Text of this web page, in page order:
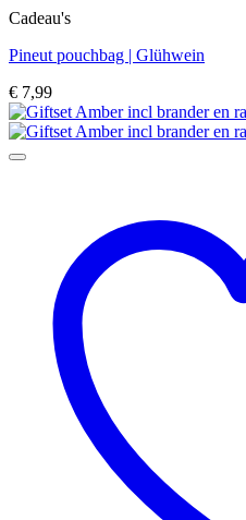
Cadeau's
Pineut pouchbag | Glühwein
€ 7,99